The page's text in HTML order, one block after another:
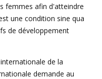
femmes afin d'atteindre
une condition sine qua
de développement
de la
demande au